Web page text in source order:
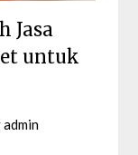
Jasa
untuk
admin